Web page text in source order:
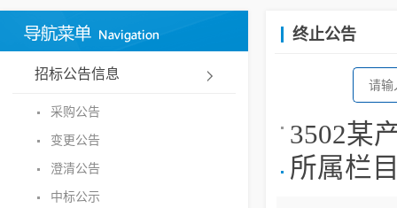
招标公告信息
采购公告
变更公告
澄清公告
中标公示
终止公告
3502某
所属栏